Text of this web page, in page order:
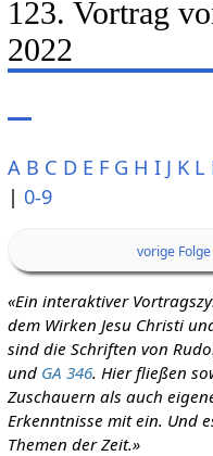
123. Vortrag
2022
A B C D E F G H I J K L
| 0-9
vorige
«Ein interaktiver
dem Wirken Jesu Christi
sind die Schriften von
und GA 346. Hier fließen
Zuschauern als auch
Erkenntnisse mit ein. Und
Themen der Zeit.»